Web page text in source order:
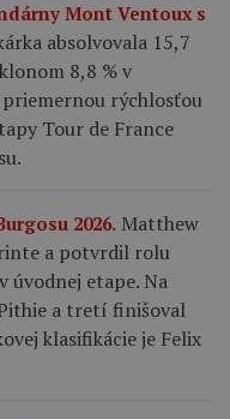
Mont Ventoux s
absolvovala 15,7
8,8 % v
rýchlosťou
Tour de France
2026. Matthew
a potvrdil rolu
etape. Na
a tretí finišoval
klasifikácie je Felix